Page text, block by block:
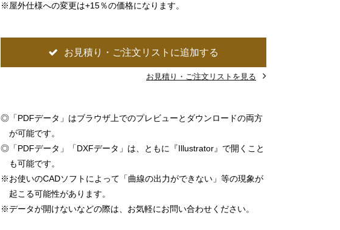
※屋外仕様への変更は+15％の価格になります。
お見積り・ご注文リストに追加する
お見積り・ご注文リストを見る
◎ 「PDFデータ」はブラウザ上でのプレビューとダウンロードの両方
が可能です。
◎ 「PDFデータ」「DXFデータ」は、ともに『Illustrator』で開くこと
も可能です。
※お使いのCADソフトによって「曲線の出力ができない」等の現象が
起こる可能性があります。
※データが開けないなどの際は、お気軽にお問い合わせください。